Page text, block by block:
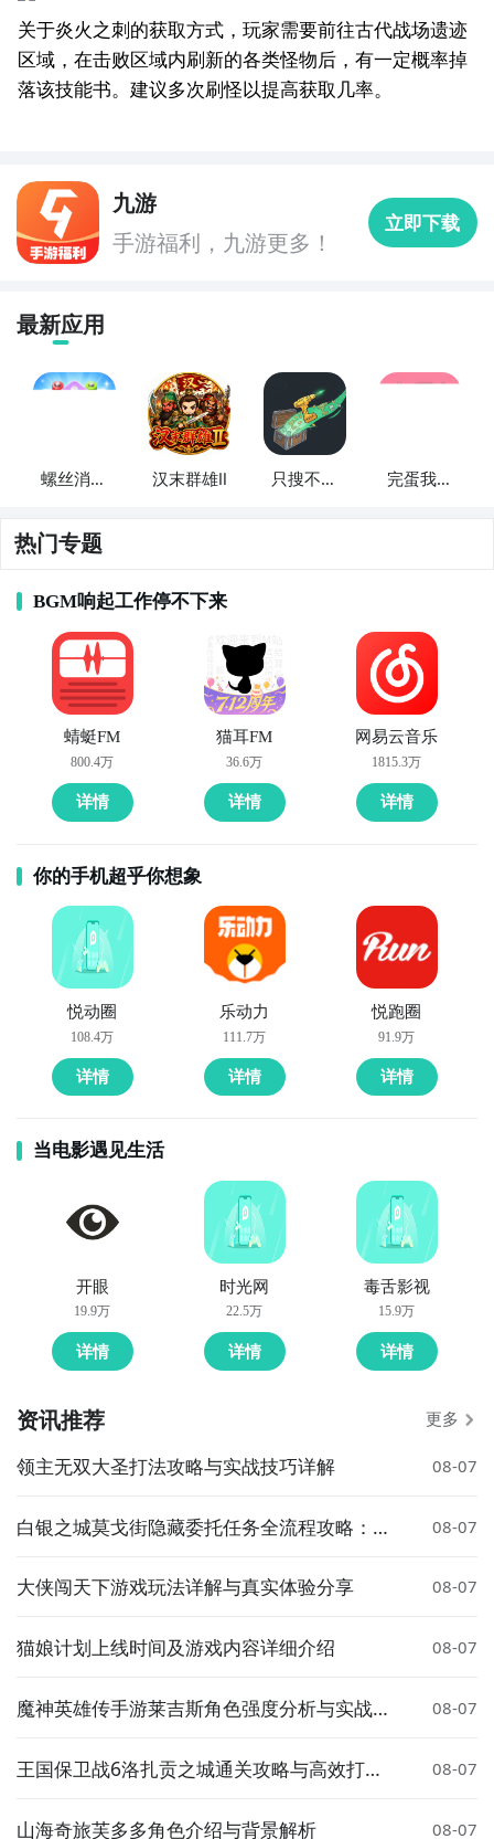
关于炎火之刺的获取方式，玩家需要前往古代战场遗迹
区域，在击败区域内刷新的各类怪物后，有一定概率掉
落该技能书。建议多次刷怪以提高获取几率。
九游
手游福利，九游更多！
立即下载
最新应用
螺丝消消
汉末群雄Ⅱ
只搜不打
完蛋我被
热门专题
BGM响起工作停不下来
蜻蜓FM
800.4万
详情
猫耳FM
36.6万
详情
网易云音乐
1815.3万
详情
你的手机超乎你想象
悦动圈
108.4万
详情
乐动力
111.7万
详情
悦跑圈
91.9万
详情
当电影遇见生活
开眼
19.9万
详情
时光网
22.5万
详情
毒舌影视
15.9万
详情
资讯推荐 更多
领主无双大圣打法攻略与实战技巧详解 08-07
白银之城莫戈街隐藏委托任务全流程攻略：触
08-07
大侠闯天下游戏玩法详解与真实体验分享 08-07
猫娘计划上线时间及游戏内容详细介绍 08-07
魔神英雄传手游莱吉斯角色强度分析与实战搭
08-07
王国保卫战6洛扎贡之城通关攻略与高效打法
08-07
山海奇旅芙多多角色介绍与背景解析 08-07